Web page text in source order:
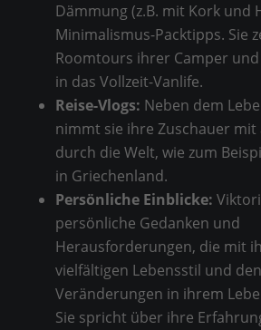
Dämmung (z.B. mit Kork und
Minimalismus-Packtipps. Sie
Roomtours ihrer Camper
in das Vollzeit-Vanlife.
Reise-Vlogs: Neben dem
nimmt sie ihre Zuschauer mit
durch die Welt, wie zum
in Griechenland.
Persönliche Einblicke:
persönliche Gedanken und
Herausforderungen, die mit
vielfältigen Lebensstil und den
Veränderungen in ihrem
Sie spricht über ihre